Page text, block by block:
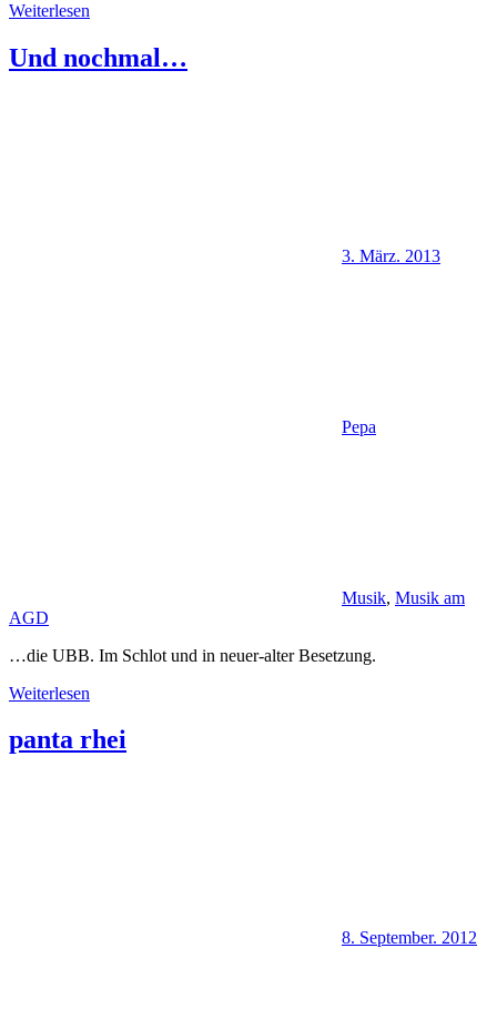
Weiterlesen
Und nochmal…
3. März. 2013
Pepa
Musik, Musik am
AGD
…die UBB. Im Schlot und in neuer-alter Besetzung.
Weiterlesen
panta rhei
8. September. 2012